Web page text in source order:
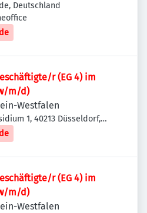
Deutschland
r (EG 4) im
m/d)
Westfalen
1, 40213 Düsseldorf,
r (EG 4) im
m/d)
Westfalen